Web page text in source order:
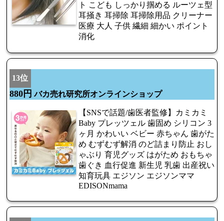
ト こども しっかり掴める ルーツェ型
耳掻き 耳掃除 耳掃除用品 クリーナー
医療 大人 子供 繊細 細かい ポイント
消化
13位
880円 バカ売れ研究所オンラインショップ
【SNSで話題/歯医者監修】カミカミ
Baby プレッツェル 歯固め シリコン 3
ヶ月 かわいい ベビー 赤ちゃん 歯がた
め むずむず解消 のど詰まり防止 おし
ゃぶり 育児グッズ はがため おもちゃ
歯ぐき 血行促進 新生児 乳歯 出産祝い
知育玩具 エジソン エジソンママ
EDISONmama